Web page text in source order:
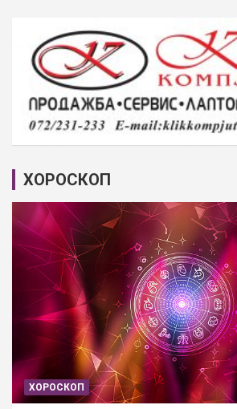
ХОРОСКОП
ХОРОСКОП